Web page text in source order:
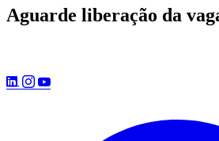
Aguarde liberação da